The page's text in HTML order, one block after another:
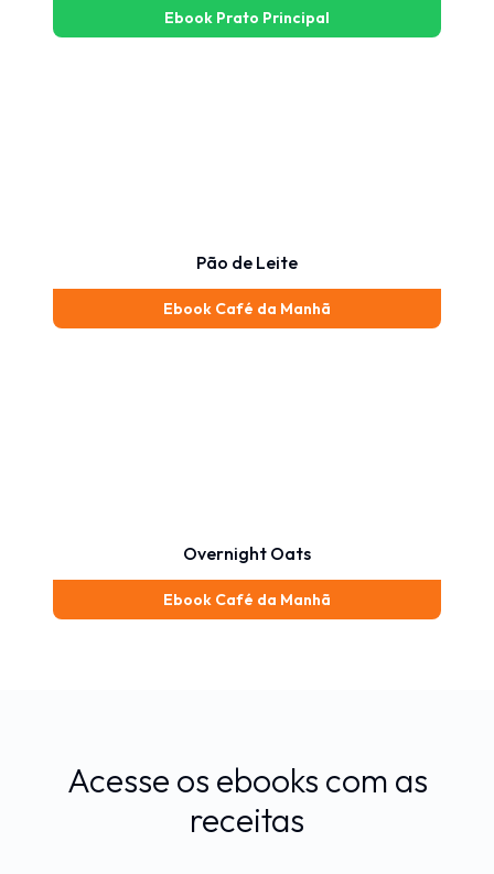
Ebook Prato Principal
Pão de Leite
Ebook Café da Manhã
Overnight Oats
Ebook Café da Manhã
Acesse os ebooks com as
receitas